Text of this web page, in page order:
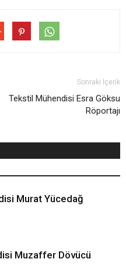
Sonraki İçerik
Tekstil Mühendisi Esra Göksu
Röportajı
Murat Yücedağ
Muzaffer Dövücü